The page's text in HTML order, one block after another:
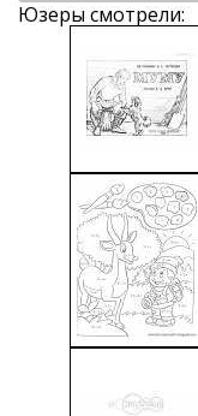
Юзеры смотрели: